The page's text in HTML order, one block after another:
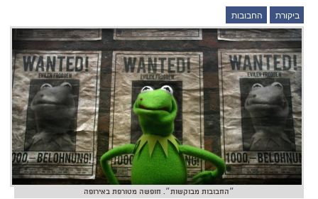
ביקורת החבובות
״החבובות מבוקשות״. חופשה מטורפת באירופה